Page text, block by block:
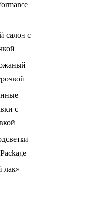
салон с
с
лак»